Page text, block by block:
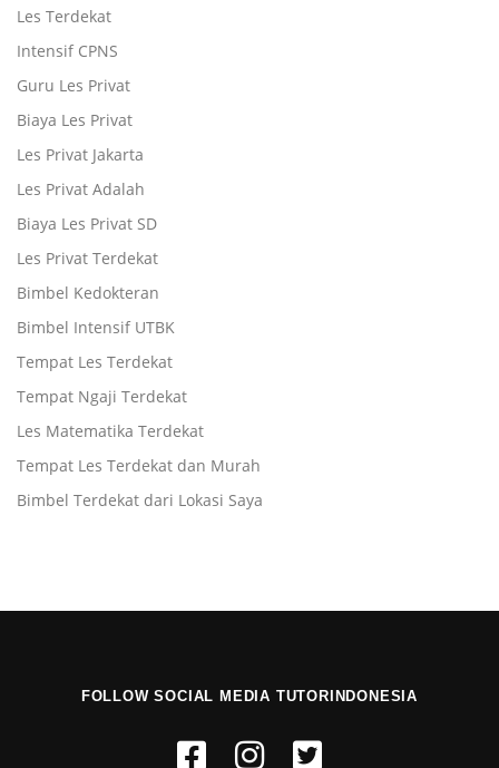
Les Terdekat
Intensif CPNS
Guru Les Privat
Biaya Les Privat
Les Privat Jakarta
Les Privat Adalah
Biaya Les Privat SD
Les Privat Terdekat
Bimbel Kedokteran
Bimbel Intensif UTBK
Tempat Les Terdekat
Tempat Ngaji Terdekat
Les Matematika Terdekat
Tempat Les Terdekat dan Murah
Bimbel Terdekat dari Lokasi Saya
FOLLOW SOCIAL MEDIA TUTORINDONESIA